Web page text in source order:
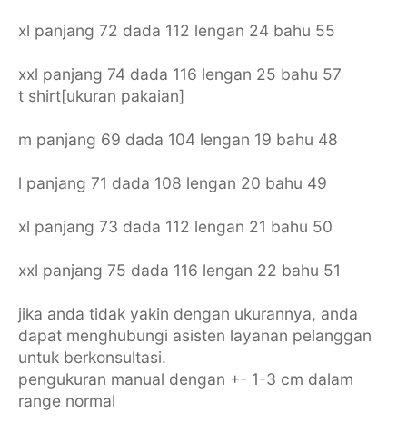
xl panjang 72 dada 112 lengan 24 bahu 55
xxl panjang 74 dada 116 lengan 25 bahu 57
t shirt[ukuran pakaian]
m panjang 69 dada 104 lengan 19 bahu 48
l panjang 71 dada 108 lengan 20 bahu 49
xl panjang 73 dada 112 lengan 21 bahu 50
xxl panjang 75 dada 116 lengan 22 bahu 51
jika anda tidak yakin dengan ukurannya, anda
dapat menghubungi asisten layanan pelanggan
untuk berkonsultasi.
pengukuran manual dengan +- 1-3 cm dalam
range normal